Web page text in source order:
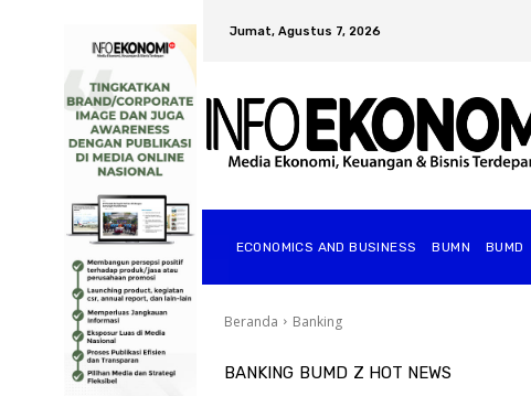
Jumat, Agustus 7, 2026
ECONOMICS AND BUSINESS BUMN BUMD
Beranda Banking
BANKING BUMD Z HOT NEWS